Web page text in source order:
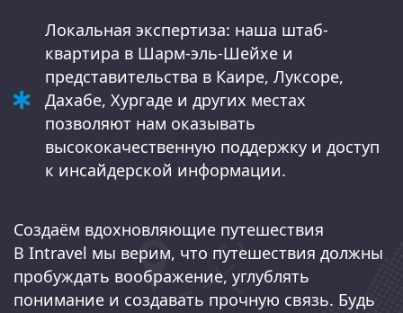
Локальная экспертиза: наша штаб-
квартира в Шарм-эль-Шейхе и
представительства в Каире, Луксоре,
Дахабе, Хургаде и других местах
позволяют нам оказывать
высококачественную поддержку и доступ
к инсайдерской информации.
Создаём вдохновляющие путешествия
В Intravel мы верим, что путешествия должны
пробуждать воображение, углублять
понимание и создавать прочную связь. Будь